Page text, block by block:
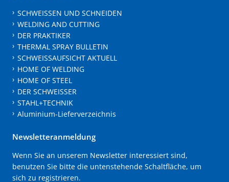
SCHWEISSEN UND SCHNEIDEN
WELDING AND CUTTING
DER PRAKTIKER
THERMAL SPRAY BULLETIN
SCHWEISSAUFSICHT AKTUELL
HOME OF WELDING
HOME OF STEEL
DER SCHWEISSER
STAHL+TECHNIK
Aluminium-Lieferverzeichnis
Newsletteranmeldung
Wenn Sie an unserem Newsletter interessiert sind,
benutzen Sie bitte die untenstehende Schaltfläche, um
sich zu registrieren.